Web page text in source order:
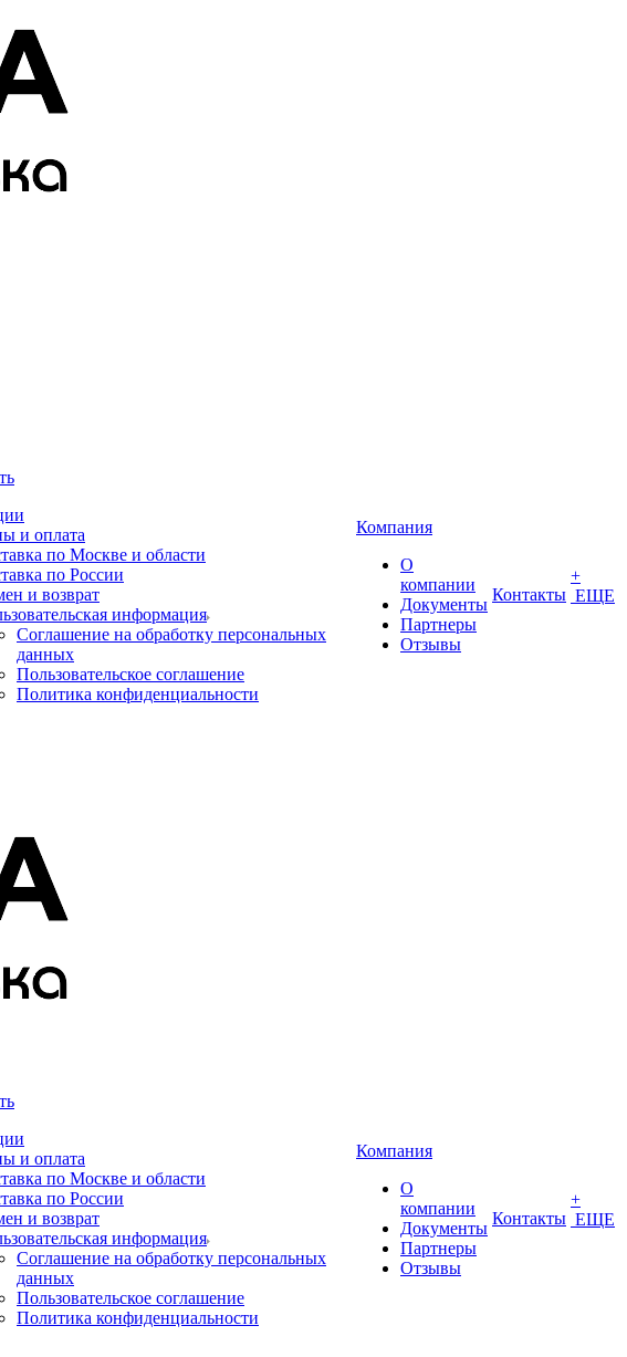
и оплата
по Москве и области
по России
и возврат
информация
Соглашение на обработку персональных
данных
Пользовательское соглашение
Политика конфиденциальности
Компания
О
компании
Документы
Партнеры
Отзывы
Контакты
+
ЕЩЕ
и оплата
по Москве и области
по России
и возврат
информация
Соглашение на обработку персональных
данных
Пользовательское соглашение
Политика конфиденциальности
Компания
О
компании
Документы
Партнеры
Отзывы
Контакты
+
ЕЩЕ